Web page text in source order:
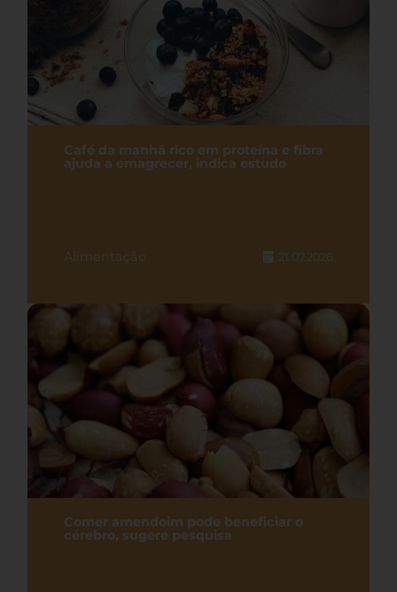
Café da manhã rico em proteína e fibra
ajuda a emagrecer, indica estudo
Alimentação 21.07.2026
Comer amendoim pode beneficiar o
cérebro, sugere pesquisa